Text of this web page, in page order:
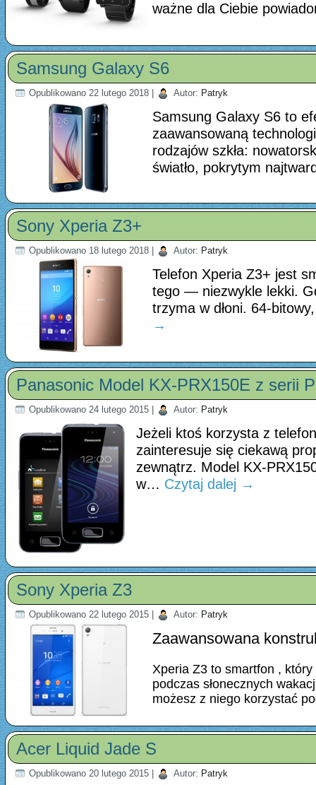
ważne dla Ciebie
Samsung Galaxy S6
Opublikowano 22 lutego 2018 Autor: Patryk
Samsung Galaxy S6 to
zaawansowaną
rodzajów szkła:
światło, pokrytym
Sony Xperia Z3+
Opublikowano 18 lutego 2018 Autor: Patryk
Telefon Xperia Z3+ jest
tego — niezwykle lekki.
trzyma w dłoni. 64-
→
Panasonic Model KX-PRX150E z serii
Opublikowano 24 lutego 2015 Autor: Patryk
Jeżeli ktoś korzysta z
zainteresuje się ciekawą
zewnątrz. Model KX-
w… Czytaj dalej →
Sony Xperia Z3
Opublikowano 22 lutego 2015 Autor: Patryk
Zaawansowana
Xperia Z3 to smartfon ,
podczas słonecznych
możesz z niego korzystać
Acer Liquid Jade S
Opublikowano 20 lutego 2015 Autor: Patryk